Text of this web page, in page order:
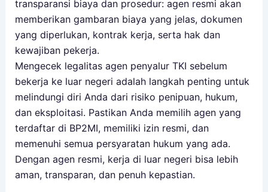
transparansi biaya dan prosedur: agen resmi akan
memberikan gambaran biaya yang jelas, dokumen
yang diperlukan, kontrak kerja, serta hak dan
kewajiban pekerja.
Mengecek legalitas agen penyalur TKI sebelum
bekerja ke luar negeri adalah langkah penting untuk
melindungi diri Anda dari risiko penipuan, hukum,
dan eksploitasi. Pastikan Anda memilih agen yang
terdaftar di BP2MI, memiliki izin resmi, dan
memenuhi semua persyaratan hukum yang ada.
Dengan agen resmi, kerja di luar negeri bisa lebih
aman, transparan, dan penuh kepastian.